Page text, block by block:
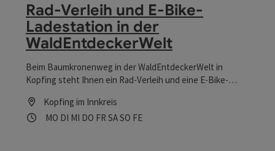
Rad-Verleih und E-Bike-
Ladestation in der
WaldEntdeckerWelt
Beim Baumkronenweg in der WaldEntdeckerWelt in
Kopfing steht Ihnen ein Rad-Verleih und eine E-Bike-
Kopfing im Innkreis
Öffnungszeiten
MO Montag geöffnet
DI Dienstag geöffnet
MI Mittwoch geöffnet
DO Donnerstag geöffnet
FR Freitag geöffnet
SASamstag geöffnet
SO Sonntag geöffnet
FEFeiertag geöffnet